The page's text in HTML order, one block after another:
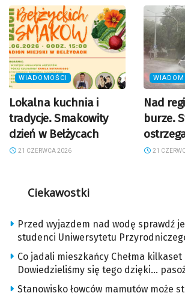
WIADOMOŚCI
Lokalna kuchnia i
tradycje. Smakowity
dzień w Bełżycach
21 CZERWCA 2026
Nad
burze.
21
Ciekawostki
Przed wyjazdem nad wodę sprawdź
studenci Uniwersytetu
Co jadali mieszkańcy Chełma
Dowiedzieliśmy się tego dzięki…
Stanowisko łowców mamutów może